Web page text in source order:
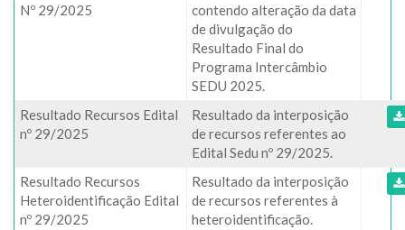
Nº 29/2025
contendo alteração da data
de divulgação do
Resultado Final do
Programa Intercâmbio
SEDU 2025.
Resultado Recursos Edital
nº 29/2025
Resultado da interposição
de recursos referentes ao
Edital Sedu nº 29/2025.
Resultado Recursos
Heteroidentificação Edital
nº 29/2025
Resultado da interposição
de recursos referentes à
heteroidentificação.